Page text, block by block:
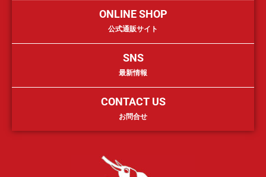
ONLINE SHOP
公式通販サイト
SNS
最新情報
CONTACT US
お問合せ